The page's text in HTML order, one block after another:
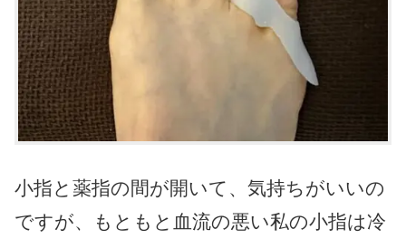
小指と薬指の間が開いて、気持ちがいいの
ですが、もともと血流の悪い私の小指は冷